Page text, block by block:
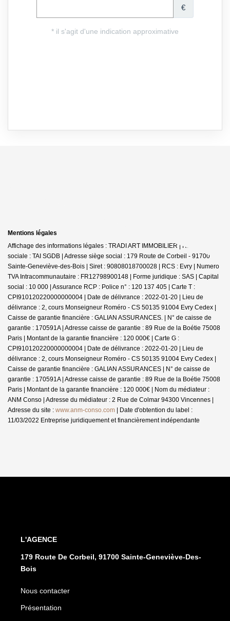
Mentions légales
Affichage des informations légales : TRADI ART IMMOBILIER | Raison
sociale : TAI SGDB | Adresse siège social : 179 Route de Corbeil - 91700
Sainte-Geneviève-des-Bois | Siret : 90808018700028 | RCS : Evry | Numero
TVA Intracommunautaire : FR12798900148 | Forme juridique : SAS | Capital
social : 10 000 | Assurance RCP : Police n° : 120 137 405 | Carte T :
CPI910120220000000004 | Date de délivrance : 2022-01-20 | Lieu de
délivrance : 2, cours Monseigneur Roméro - CS 50135 91004 Evry Cedex |
Caisse de garantie financière : GALIAN ASSURANCES. | N° de caisse de
garantie : 170591A | Adresse caisse de garantie : 89 Rue de la Boétie 75008
Paris | Montant de la garantie financière : 120 000€ | Carte G :
CPI910120220000000004 | Date de délivrance : 2022-01-20 | Lieu de
délivrance : 2, cours Monseigneur Roméro - CS 50135 91004 Evry Cedex |
Caisse de garantie financière : GALIAN ASSURANCES | N° de caisse de
garantie : 170591A | Adresse caisse de garantie : 89 Rue de la Boétie 75008
Paris | Montant de la garantie financière : 120 000€ | Nom du médiateur :
ANM Conso | Adresse du médiateur : 2 Rue de Colmar 94300 Vincennes |
Adresse du site : www.anm-conso.com | Date d'obtention du label :
11/03/2022 Entreprise juridiquement et financièrement indépendante
L'AGENCE
179 Route De Corbeil, 91700 Sainte-Geneviève-Des-
Bois
Nous contacter
Présentation